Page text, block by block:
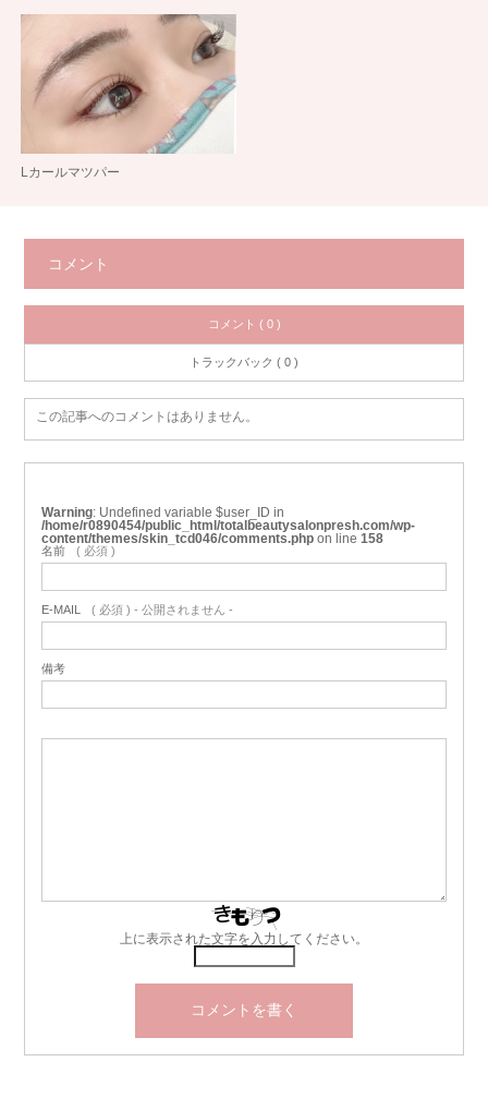
Lカールマツパー
コメント
コメント ( 0 )
トラックバック ( 0 )
この記事へのコメントはありません。
Warning : Undefined variable $user_ID in
/home/r0890454/public_html/totalbeautysalonpresh.com/wp-
content/themes/skin_tcd046/comments.php on line 158
名前 ( 必須 )
E-MAIL ( 必須 ) - 公開されません -
備考
上に表示された文字を入力してください。